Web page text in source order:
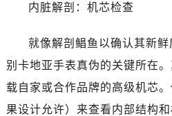
内脏解剖：机芯检查
就像解剖鲳鱼以确认其新
别卡地亚手表真伪的关键所在
载自家或合作品牌的高级机芯
果设计允许）来查看内部结构